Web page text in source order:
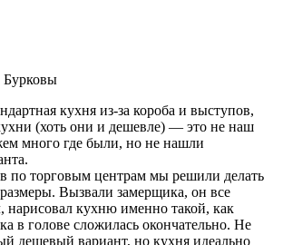
кухня из-за короба и выступов,
(хоть они и дешевле) — это не наш
много где были, но не нашли
по торговым центрам мы решили делать
Вызвали замерщика, он все
нарисовал кухню именно такой, как
в голове сложилась окончательно. Не
дешевый вариант, но кухня идеально